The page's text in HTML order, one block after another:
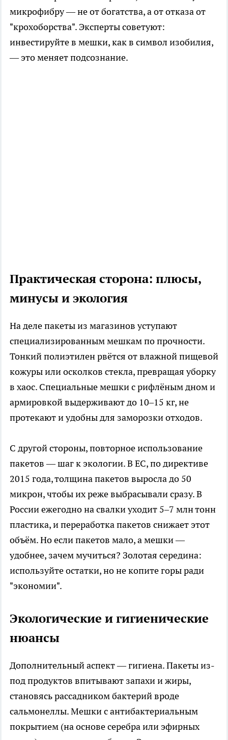
микрофибру — не от богатства, а от отказа от
"крохоборства". Эксперты советуют:
инвестируйте в мешки, как в символ изобилия,
— это меняет подсознание.
Практическая сторона: плюсы,
минусы и экология
На деле пакеты из магазинов уступают
специализированным мешкам по прочности.
Тонкий полиэтилен рвётся от влажной пищевой
кожуры или осколков стекла, превращая уборку
в хаос. Специальные мешки с рифлёным дном и
армировкой выдерживают до 10–15 кг, не
протекают и удобны для заморозки отходов.
С другой стороны, повторное использование
пакетов — шаг к экологии. В ЕС, по директиве
2015 года, толщина пакетов выросла до 50
микрон, чтобы их реже выбрасывали сразу. В
России ежегодно на свалки уходит 5–7 млн тонн
пластика, и переработка пакетов снижает этот
объём. Но если пакетов мало, а мешки —
удобнее, зачем мучиться? Золотая середина:
используйте остатки, но не копите горы ради
"экономии".
Экологические и гигиенические
нюансы
Дополнительный аспект — гигиена. Пакеты из-
под продуктов впитывают запахи и жиры,
становясь рассадником бактерий вроде
сальмонеллы. Мешки с антибактериальным
покрытием (на основе серебра или эфирных